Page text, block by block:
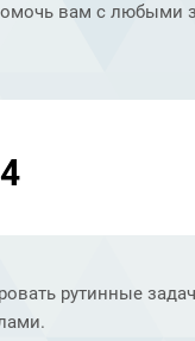
вам с любыми
рутинные